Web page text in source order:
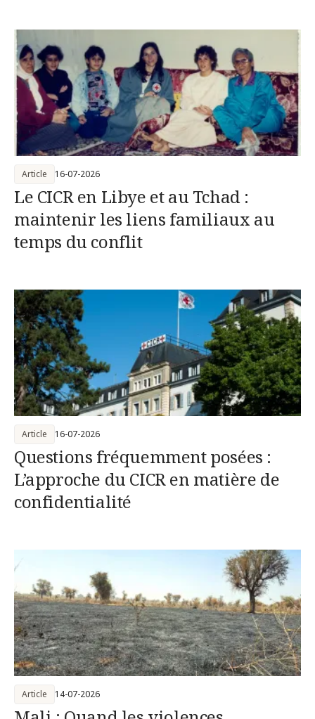
Le CICR en Libye et au Tchad :
maintenir les liens familiaux au
temps du conflit
Article 16-07-2026
Questions fréquemment posées :
L’approche du CICR en matière de
confidentialité
Article 16-07-2026
Article 14-07-2026